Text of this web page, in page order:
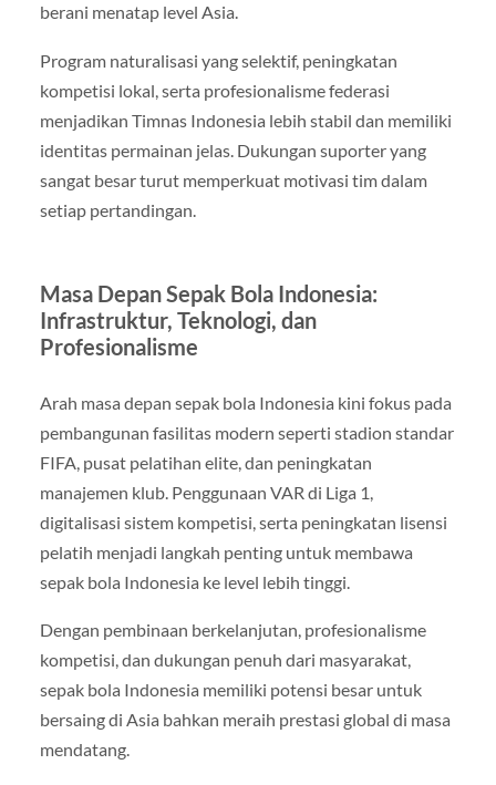
berani menatap level Asia.
Program naturalisasi yang selektif, peningkatan
kompetisi lokal, serta profesionalisme federasi
menjadikan Timnas Indonesia lebih stabil dan memiliki
identitas permainan jelas. Dukungan suporter yang
sangat besar turut memperkuat motivasi tim dalam
setiap pertandingan.
Masa Depan Sepak Bola Indonesia:
Infrastruktur, Teknologi, dan
Profesionalisme
Arah masa depan sepak bola Indonesia kini fokus pada
pembangunan fasilitas modern seperti stadion standar
FIFA, pusat pelatihan elite, dan peningkatan
manajemen klub. Penggunaan VAR di Liga 1,
digitalisasi sistem kompetisi, serta peningkatan lisensi
pelatih menjadi langkah penting untuk membawa
sepak bola Indonesia ke level lebih tinggi.
Dengan pembinaan berkelanjutan, profesionalisme
kompetisi, dan dukungan penuh dari masyarakat,
sepak bola Indonesia memiliki potensi besar untuk
bersaing di Asia bahkan meraih prestasi global di masa
mendatang.